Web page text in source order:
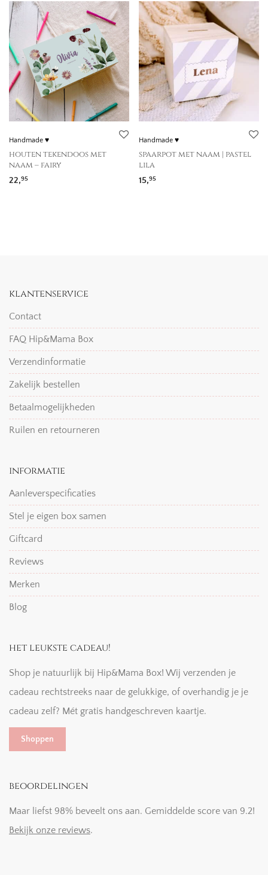
Handmade ♥
houten tekendoos met
naam – fairy
22,95
Handmade ♥
spaarpot met naam | pastel
lila
15,95
klantenservice
Contact
FAQ Hip&Mama Box
Verzendinformatie
Zakelijk bestellen
Betaalmogelijkheden
Ruilen en retourneren
informatie
Aanleverspecificaties
Stel je eigen box samen
Giftcard
Reviews
Merken
Blog
het leukste cadeau!
Shop je natuurlijk bij Hip&Mama Box! Wij verzenden je
cadeau rechtstreeks naar de gelukkige, of overhandig je je
cadeau zelf? Mét gratis handgeschreven kaartje.
Shoppen
beoordelingen
Maar liefst 98% beveelt ons aan. Gemiddelde score van 9.2!
Bekijk onze reviews.